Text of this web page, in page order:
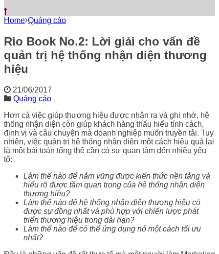
Home Quảng cáo
Rio Book No.2: Lời giải cho vấn đề
quản trị hệ thống nhận diện thương
hiệu
21/06/2017
Quảng cáo
Hơn cả việc giúp thương hiệu được nhận ra và ghi nhớ, hệ
thống nhận diện còn giúp khách hàng thấu hiểu tính cách,
định vị và câu chuyện mà doanh nghiệp muốn truyền tải. Tuy
nhiên, việc quản trị hệ thống nhận diện một cách hiệu quả lại
là một bài toán tổng thể cần có sự quan tâm đến nhiều yếu
tố:
Làm thế nào để nắm vững được kiến thức nền tảng và
hiểu rõ được tầm quan trọng của hệ thống nhận diện
thương hiệu?
Làm thế nào để hệ thống nhận diện thương hiệu có
được sự đồng nhất và phù hợp với chiến lược phát
triển thương hiệu trong dài hạn?
Làm thế nào để có thể ứng dụng nó một cách tối ưu
nhất?